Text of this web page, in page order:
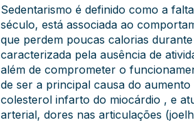
Sedentarismo é definido como a
século, está associada ao
que perdem poucas calorias
caracterizada pela ausência de
além de comprometer o
de ser a principal causa do
colesterol infarto do miocárdio , e
arterial, dores nas articulações